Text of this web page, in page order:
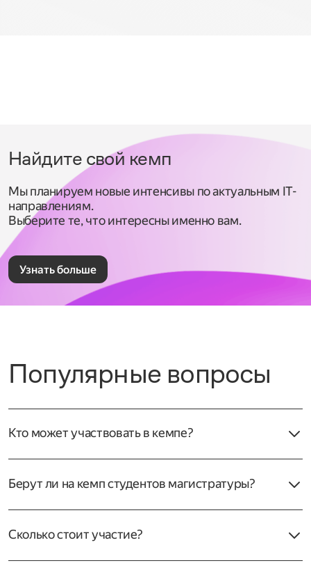
Найдите свой кемп
Мы планируем новые интенсивы по актуальным IT-
направлениям.
Выберите те, что интересны именно вам.
Узнать больше
Популярные вопросы
Кто может участвовать в кемпе?
и специалитетов российских вузов.
Берут ли на кемп студентов магистратуры?
бакалавриата и специалитета.
Сколько стоит участие?